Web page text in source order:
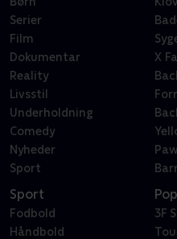
Serier
Film
Dokumentar
Reality
Livsstil
Underholdning
Comedy
Nyheder
Sport
X
Sport
Fodbold
Håndbold
3F